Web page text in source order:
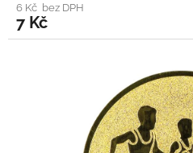
6 Kč bez DPH
7 Kč